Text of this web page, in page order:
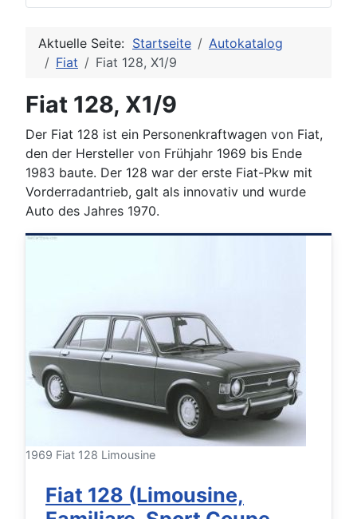
Aktuelle Seite: Startseite
Autokatalog
Fiat
Fiat 128, X1/9
Fiat 128, X1/9
Der Fiat 128 ist ein Personenkraftwagen von Fiat,
den der Hersteller von Frühjahr 1969 bis Ende
1983 baute. Der 128 war der erste Fiat-Pkw mit
Vorderradantrieb, galt als innovativ und wurde
Auto des Jahres 1970.
1969 Fiat 128 Limousine
Fiat 128 (Limousine,